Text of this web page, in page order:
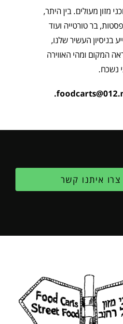
מזון מעולים. בין היתר,
בר טורטייה ועוד
העשיר שלנו,
המקום ומהי האווירה
נשכח.
צרו איתנו קשר